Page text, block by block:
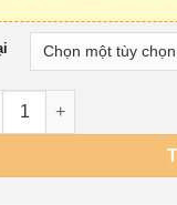
Laptop Dell Inspiron